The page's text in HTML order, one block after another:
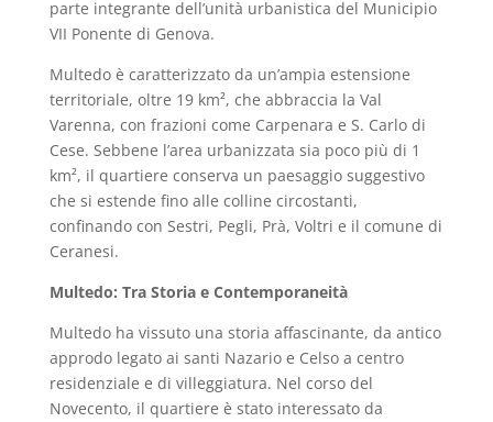
parte integrante dell’unità urbanistica del Municipio
VII Ponente di Genova.
Multedo è caratterizzato da un’ampia estensione
territoriale, oltre 19 km², che abbraccia la Val
Varenna, con frazioni come Carpenara e S. Carlo di
Cese. Sebbene l’area urbanizzata sia poco più di 1
km², il quartiere conserva un paesaggio suggestivo
che si estende fino alle colline circostanti,
confinando con Sestri, Pegli, Prà, Voltri e il comune di
Ceranesi.
Multedo: Tra Storia e Contemporaneità
Multedo ha vissuto una storia affascinante, da antico
approdo legato ai santi Nazario e Celso a centro
residenziale e di villeggiatura. Nel corso del
Novecento, il quartiere è stato interessato da